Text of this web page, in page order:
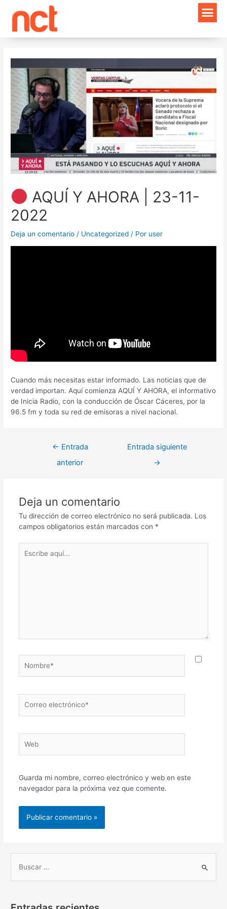
contenido
AQUÍ Y AHORA | 23-11-
2022
Deja un comentario / Uncategorized / Por user
Cuando más necesitas estar informado. Las noticias que de
verdad importan. Aquí comienza AQUÍ Y AHORA, el informativo
de Inicia Radio, con la conducción de Óscar Cáceres, por la
96.5 fm y toda su red de emisoras a nivel nacional.
Navegación
de
entradas
← Entrada
anterior
Entrada siguiente
→
Deja un comentario
Tu dirección de correo electrónico no será publicada. Los
campos obligatorios están marcados con *
aquí...
electrónico*
Guarda mi nombre, correo electrónico y web en este
navegador para la próxima vez que comente.
u